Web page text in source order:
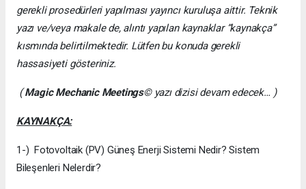
gerekli prosedürleri yapılması yayıncı kuruluşa aittir. Teknik
yazı ve/veya makale de, alıntı yapılan kaynaklar “kaynakça”
kısmında belirtilmektedir. Lütfen bu konuda gerekli
hassasiyeti gösteriniz.
(Magic Mechanic Meetings© yazı dizisi devam edecek… )
KAYNAKÇA:
1-) Fotovoltaik (PV) Güneş Enerji Sistemi Nedir? Sistem
Bileşenleri Nelerdir?